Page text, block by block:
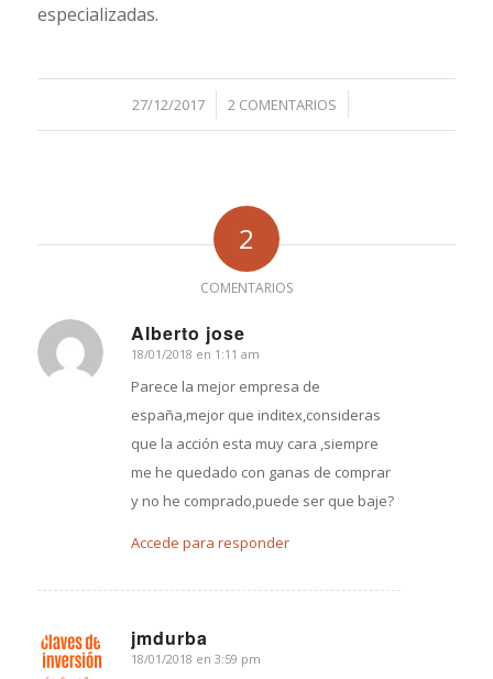
especializadas.
27/12/2017
/ 2 COMENTARIOS
/
2
COMENTARIOS
Alberto jose
Dice:
18/01/2018 en 1:11 am
Parece la mejor empresa de
españa,mejor que inditex,consideras
que la acción esta muy cara ,siempre
me he quedado con ganas de comprar
y no he comprado,puede ser que baje?
Accede para responder
jmdurba
Dice:
18/01/2018 en 3:59 pm